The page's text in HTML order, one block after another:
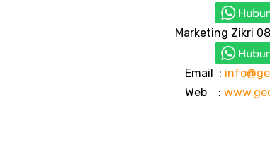
Marketing Zikri
Email :
Web :